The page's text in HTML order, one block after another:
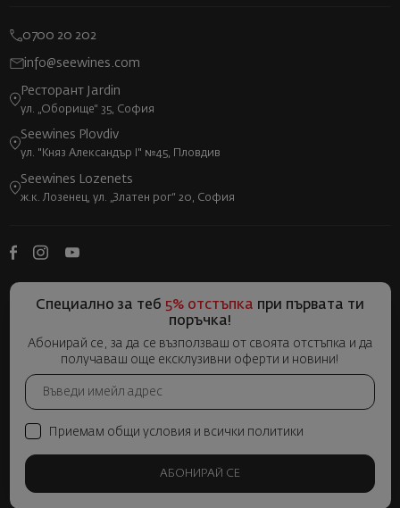
0700 20 202
info@seewines.com
Ресторант Jardin
ул. „Оборище“ 35, София
Seewines Plovdiv
ул. "Княз Александър I" №45, Пловдив
Seewines Lozenets
ж.к. Лозенец, ул. „Златен рог“ 20, София
Специално за теб 5% отстъпка при първата ти
поръчка!
Абонирай се, за да се възползваш от своята отстъпка и да
получаваш още ексклузивни оферти и новини!
Приемам общи условия и всички политики
АБОНИРАЙ СЕ